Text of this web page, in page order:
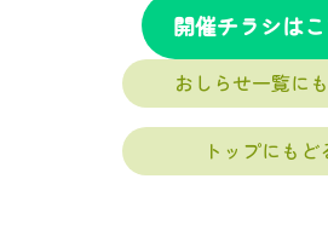
開催チラシは
おしらせ一覧に
トップにもど